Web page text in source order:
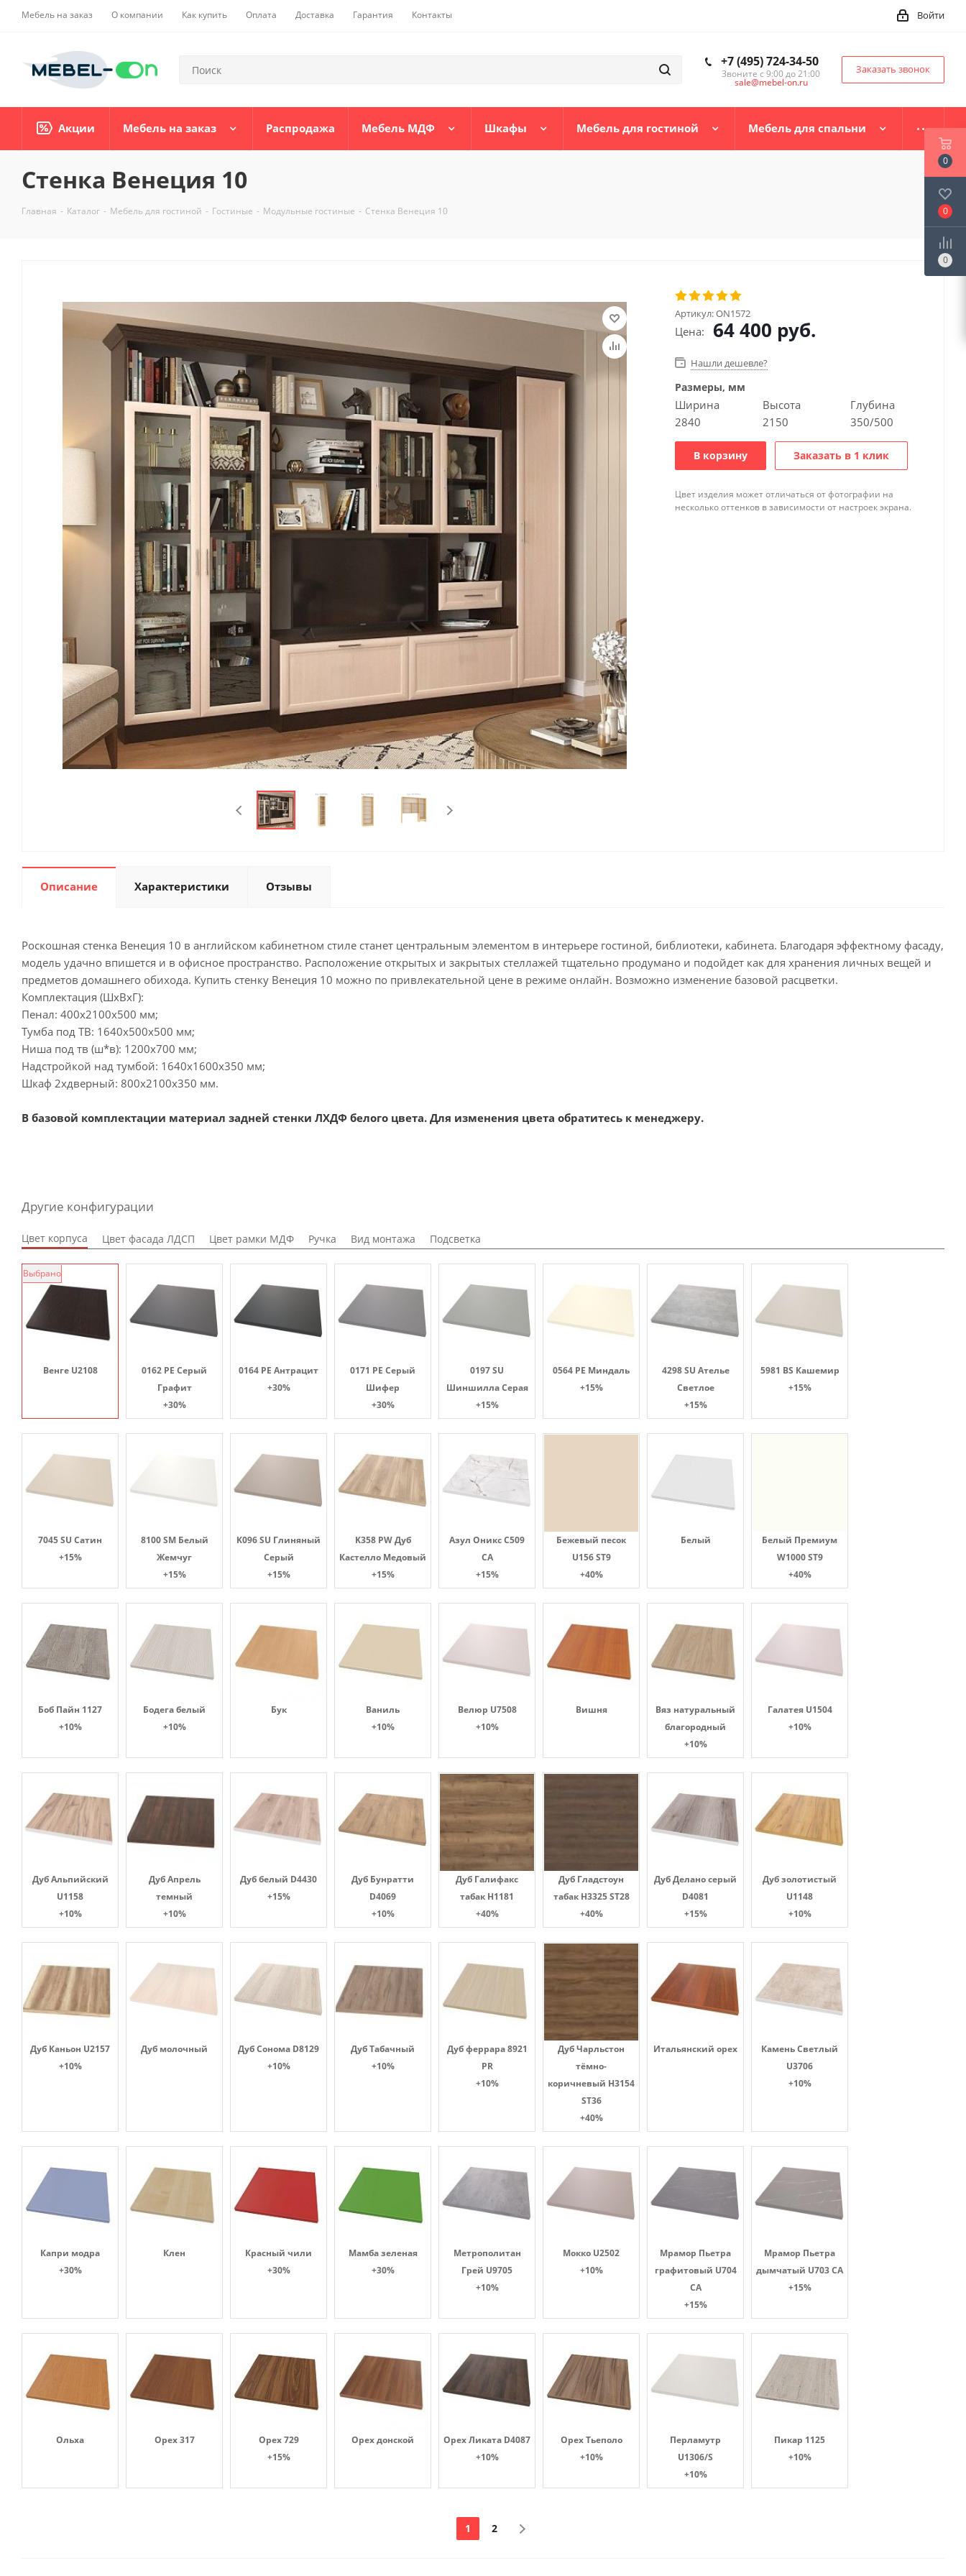
Мебель на заказ О компании Как купить Оплата Доставка Гарантия Контакты Войти
+7 (495) 724-34-50
Звоните с 9:00 до 21:00
sale@mebel-on.ru
Заказать звонок
Акции Мебель на заказ Распродажа Мебель МДФ Шкафы Мебель для гостиной Мебель для спальни
Стенка Венеция 10
Главная - Каталог - Мебель для гостиной - Гостиные - Модульные гостиные - Стенка Венеция 10
Артикул:ON1572
Цена: 64 400 руб.
Нашли дешевле?
Размеры, мм
Ширина
2840
Высота
2150
Глубина
350/500
В корзину Заказать в 1 клик
Цвет изделия может отличаться от фотографии на
несколько оттенков в зависимости от настроек экрана.
Описание Характеристики Отзывы
Роскошная стенка Венеция 10 в английском кабинетном стиле станет центральным элементом в интерьере гостиной, библиотеки, кабинета. Благодаря эффектному фасаду,
модель удачно впишется и в офисное пространство. Расположение открытых и закрытых стеллажей тщательно продумано и подойдет как для хранения личных вещей и
предметов домашнего обихода. Купить стенку Венеция 10 можно по привлекательной цене в режиме онлайн. Возможно изменение базовой расцветки.
Комплектация (ШхВхГ):
Пенал: 400х2100х500 мм;
Тумба под ТВ: 1640х500х500 мм;
Ниша под тв (ш*в): 1200х700 мм;
Надстройкой над тумбой: 1640х1600х350 мм;
Шкаф 2хдверный: 800х2100х350 мм.
В базовой комплектации материал задней стенки ЛХДФ белого цвета. Для изменения цвета обратитесь к менеджеру.
Другие конфигурации
Цвет корпуса Цвет фасада ЛДСП Цвет рамки МДФ Ручка Вид монтажа Подсветка
Венге U2108
Выбрано
0162 PE Серый
Графит
+30%
0164 PE Антрацит
+30%
0171 PE Серый
Шифер
+30%
0197 SU
Шиншилла Серая
+15%
0564 PE Миндаль
+15%
4298 SU Ателье
Светлое
+15%
5981 BS Кашемир
+15%
7045 SU Сатин
+15%
8100 SM Белый
Жемчуг
+15%
K096 SU Глиняный
Серый
+15%
K358 PW Дуб
Кастелло Медовый
+15%
Азул Оникс С509
СА
+15%
Бежевый песок
U156 ST9
+40%
Белый
Белый Премиум
W1000 ST9
+40%
Боб Пайн 1127
+10%
Бодега белый
+10%
Бук
Ваниль
+10%
Велюр U7508
+10%
Вишня
Вяз натуральный
благородный
+10%
Галатея U1504
+10%
Дуб Альпийский
U1158
+10%
Дуб Апрель
темный
+10%
Дуб белый D4430
+15%
Дуб Бунратти
D4069
+10%
Дуб Галифакс
табак Н1181
+40%
Дуб Гладстоун
табак H3325 ST28
+40%
Дуб Делано серый
D4081
+15%
Дуб золотистый
U1148
+10%
Дуб Каньон U2157
+10%
Дуб молочный
Дуб Сонома D8129
+10%
Дуб Табачный
+10%
Дуб феррара 8921
PR
+10%
Дуб Чарльстон
тёмно-
коричневый H3154
ST36
+40%
Итальянский орех
Камень Светлый
U3706
+10%
Капри модра
+30%
Клен
Красный чили
+30%
Мамба зеленая
+30%
Метрополитан
Грей U9705
+10%
Мокко U2502
+10%
Мрамор Пьетра
графитовый U704
CA
+15%
Мрамор Пьетра
дымчатый U703 CA
+15%
Ольха Орех 317
Орех 729
+15%
Орех донской
Орех Ликата D4087
+10%
Орех Тьеполо
+10%
Перламутр
U1306/S
+10%
Пикар 1125
+10%
1 2
0
0
0